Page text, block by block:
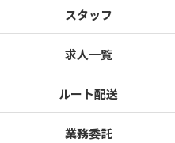
スタッフ
求人一覧
ルート配送
業務委託